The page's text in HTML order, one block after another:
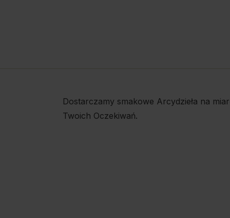
Dostarczamy smakowe Arcydzieła na
Twoich Oczekiwań.